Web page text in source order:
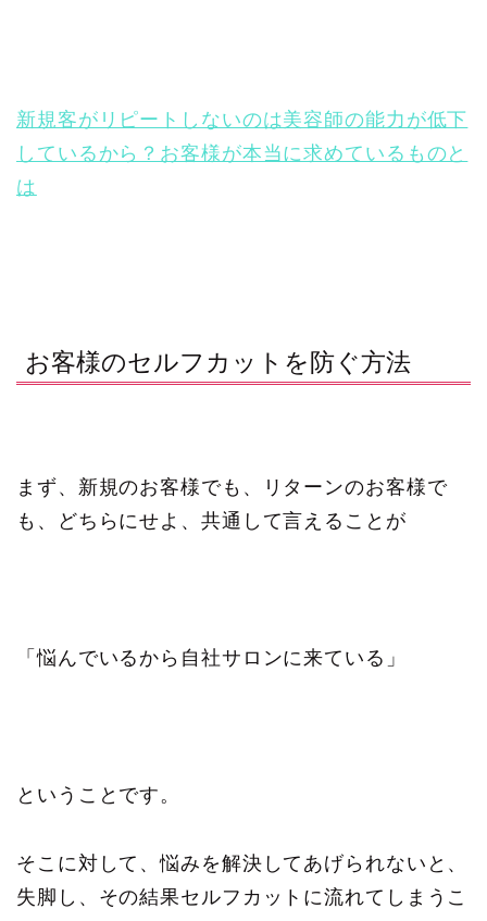
新規客がリピートしないのは美容師の能力が低下
しているから？お客様が本当に求めているものと
は
お客様のセルフカットを防ぐ方法
まず、新規のお客様でも、リターンのお客様で
も、どちらにせよ、共通して言えることが
「悩んでいるから自社サロンに来ている」
ということです。
そこに対して、悩みを解決してあげられないと、
失脚し、その結果セルフカットに流れてしまうこ